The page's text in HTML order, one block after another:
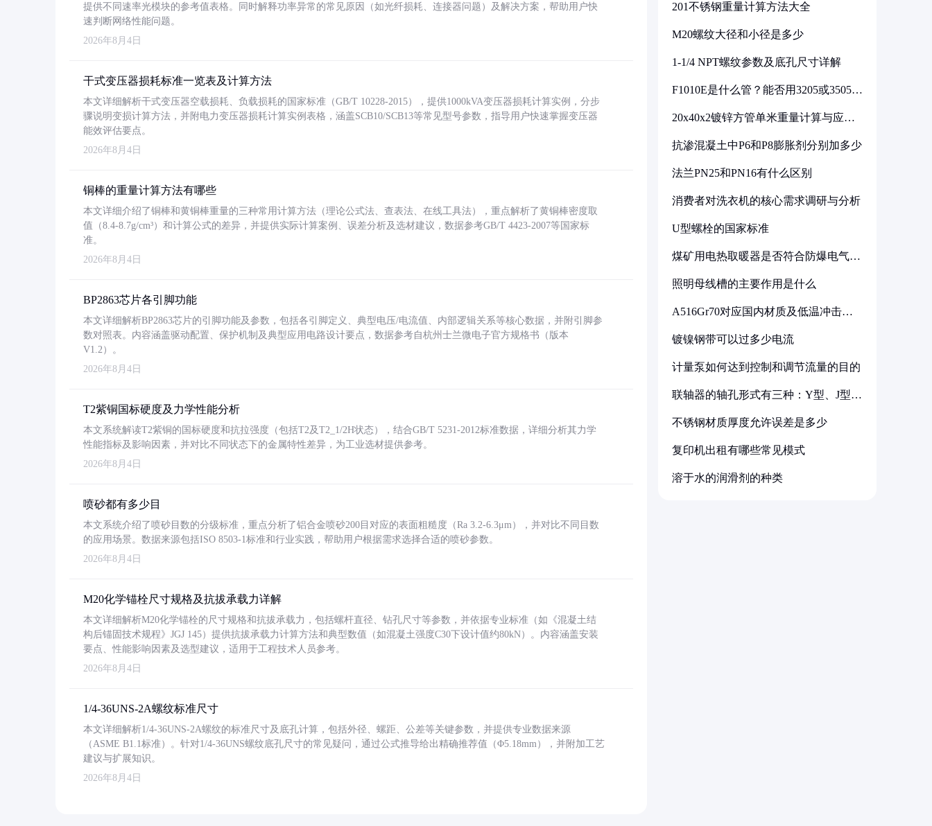
提供不同速率光模块的参考值表格。同时解释功率异常的常见原因（如光纤损耗、连接器问题）及解决方案，帮助用户快
速判断网络性能问题。
2026年8月4日
干式变压器损耗标准一览表及计算方法
本文详细解析干式变压器空载损耗、负载损耗的国家标准（GB/T 10228-2015），提供1000kVA变压器损耗计算实例，分步
骤说明变损计算方法，并附电力变压器损耗计算实例表格，涵盖SCB10/SCB13等常见型号参数，指导用户快速掌握变压器
能效评估要点。
2026年8月4日
铜棒的重量计算方法有哪些
本文详细介绍了铜棒和黄铜棒重量的三种常用计算方法（理论公式法、查表法、在线工具法），重点解析了黄铜棒密度取
值（8.4-8.7g/cm³）和计算公式的差异，并提供实际计算案例、误差分析及选材建议，数据参考GB/T 4423-2007等国家标
准。
2026年8月4日
BP2863芯片各引脚功能
本文详细解析BP2863芯片的引脚功能及参数，包括各引脚定义、典型电压/电流值、内部逻辑关系等核心数据，并附引脚参
数对照表。内容涵盖驱动配置、保护机制及典型应用电路设计要点，数据参考自杭州士兰微电子官方规格书（版本
V1.2）。
2026年8月4日
T2紫铜国标硬度及力学性能分析
本文系统解读T2紫铜的国标硬度和抗拉强度（包括T2及T2_1/2H状态），结合GB/T 5231-2012标准数据，详细分析其力学
性能指标及影响因素，并对比不同状态下的金属特性差异，为工业选材提供参考。
2026年8月4日
喷砂都有多少目
本文系统介绍了喷砂目数的分级标准，重点分析了铝合金喷砂200目对应的表面粗糙度（Ra 3.2-6.3μm），并对比不同目数
的应用场景。数据来源包括ISO 8503-1标准和行业实践，帮助用户根据需求选择合适的喷砂参数。
2026年8月4日
M20化学锚栓尺寸规格及抗拔承载力详解
本文详细解析M20化学锚栓的尺寸规格和抗拔承载力，包括螺杆直径、钻孔尺寸等参数，并依据专业标准（如《混凝土结
构后锚固技术规程》JGJ 145）提供抗拔承载力计算方法和典型数值（如混凝土强度C30下设计值约80kN）。内容涵盖安装
要点、性能影响因素及选型建议，适用于工程技术人员参考。
2026年8月4日
1/4-36UNS-2A螺纹标准尺寸
本文详细解析1/4-36UNS-2A螺纹的标准尺寸及底孔计算，包括外径、螺距、公差等关键参数，并提供专业数据来源
（ASME B1.1标准）。针对1/4-36UNS螺纹底孔尺寸的常见疑问，通过公式推导给出精确推荐值（Φ5.18mm），并附加工艺
建议与扩展知识。
2026年8月4日
201不锈钢重量计算方法大全
M20螺纹大径和小径是多少
1-1/4 NPT螺纹参数及底孔尺寸详解
F1010E是什么管？能否用3205或3505代
20x40x2镀锌方管单米重量计算与应用
抗渗混凝土中P6和P8膨胀剂分别加多少
法兰PN25和PN16有什么区别
消费者对洗衣机的核心需求调研与分析
U型螺栓的国家标准
煤矿用电热取暖器是否符合防爆电气设
照明母线槽的主要作用是什么
A516Gr70对应国内材质及低温冲击要
镀镍钢带可以过多少电流
计量泵如何达到控制和调节流量的目的
联轴器的轴孔形式有三种：Y型、J型、
不锈钢材质厚度允许误差是多少
复印机出租有哪些常见模式
溶于水的润滑剂的种类